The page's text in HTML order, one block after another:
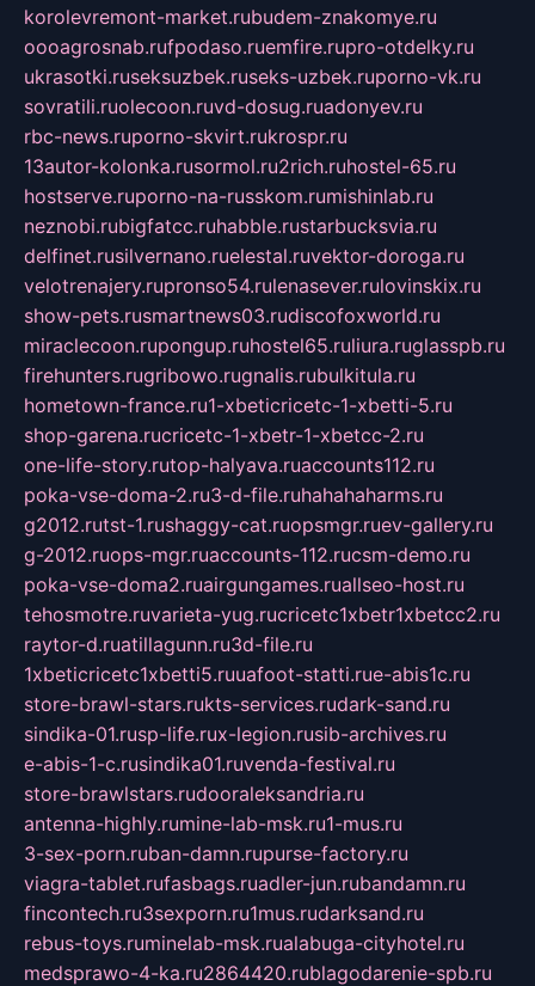
korolevremont-market.rubudem-znakomye.ru
oooagrosnab.rufpodaso.ruemfire.rupro-otdelky.ru
ukrasotki.ruseksuzbek.ruseks-uzbek.ruporno-vk.ru
sovratili.ruolecoon.ruvd-dosug.ruadonyev.ru
rbc-news.ruporno-skvirt.rukrospr.ru
13autor-kolonka.rusormol.ru2rich.ruhostel-65.ru
hostserve.ruporno-na-russkom.rumishinlab.ru
neznobi.rubigfatcc.ruhabble.rustarbucksvia.ru
delfinet.rusilvernano.ruelestal.ruvektor-doroga.ru
velotrenajery.rupronso54.rulenasever.rulovinskix.ru
show-pets.rusmartnews03.rudiscofoxworld.ru
miraclecoon.rupongup.ruhostel65.ruliura.ruglasspb.ru
firehunters.rugribowo.rugnalis.rubulkitula.ru
hometown-france.ru1-xbeticricetc-1-xbetti-5.ru
shop-garena.rucricetc-1-xbetr-1-xbetcc-2.ru
one-life-story.rutop-halyava.ruaccounts112.ru
poka-vse-doma-2.ru3-d-file.ruhahahaharms.ru
g2012.rutst-1.rushaggy-cat.ruopsmgr.ruev-gallery.ru
g-2012.ruops-mgr.ruaccounts-112.rucsm-demo.ru
poka-vse-doma2.ruairgungames.ruallseo-host.ru
tehosmotre.ruvarieta-yug.rucricetc1xbetr1xbetcc2.ru
raytor-d.ruatillagunn.ru3d-file.ru
1xbeticricetc1xbetti5.ruuafoot-statti.rue-abis1c.ru
store-brawl-stars.rukts-services.rudark-sand.ru
sindika-01.rusp-life.rux-legion.rusib-archives.ru
e-abis-1-c.rusindika01.ruvenda-festival.ru
store-brawlstars.rudooraleksandria.ru
antenna-highly.rumine-lab-msk.ru1-mus.ru
3-sex-porn.ruban-damn.rupurse-factory.ru
viagra-tablet.rufasbags.ruadler-jun.rubandamn.ru
fincontech.ru3sexporn.ru1mus.rudarksand.ru
rebus-toys.ruminelab-msk.rualabuga-cityhotel.ru
medsprawo-4-ka.ru2864420.rublagodarenie-spb.ru